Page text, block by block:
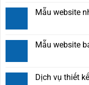
Mẫu website
Mẫu website
Dịch vụ thiết